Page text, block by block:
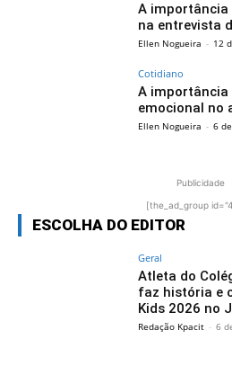
A importância
na entrevista
Ellen Nogueira - 12
Cotidiano
A importância
emocional no
Ellen Nogueira - 6
Publicidade
[the_ad_group
ESCOLHA DO EDITOR
Geral
Atleta do
faz história e
Kids 2026 no
Redação Kpacit - 6